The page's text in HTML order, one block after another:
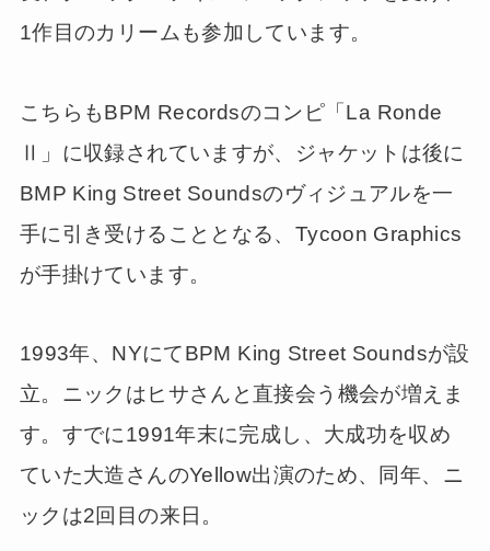
1作目のカリームも参加しています。
こちらもBPM Recordsのコンピ「La Ronde
Ⅱ」に収録されていますが、ジャケットは後に
BMP King Street Soundsのヴィジュアルを一
手に引き受けることとなる、Tycoon Graphics
が手掛けています。
1993年、NYにてBPM King Street Soundsが設
立。ニックはヒサさんと直接会う機会が増えま
す。すでに1991年末に完成し、大成功を収め
ていた大造さんのYellow出演のため、同年、ニ
ックは2回目の来日。